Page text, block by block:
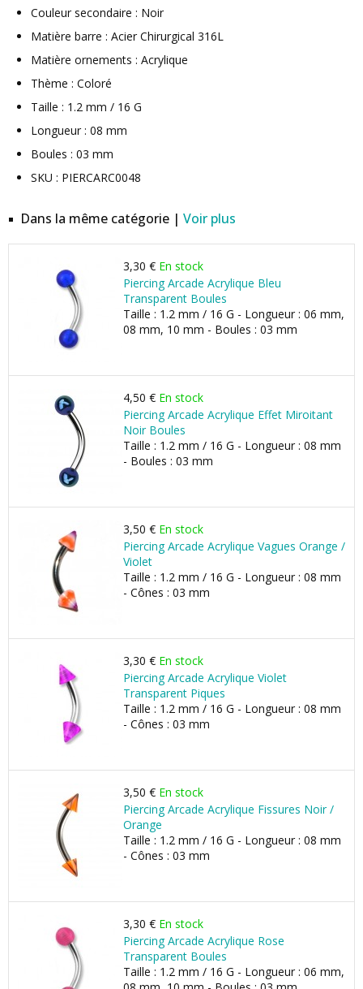
Couleur secondaire : Noir
Matière barre : Acier Chirurgical 316L
Matière ornements : Acrylique
Thème : Coloré
Taille : 1.2 mm / 16 G
Longueur : 08 mm
Boules : 03 mm
SKU : PIERCARC0048
Dans la même catégorie | Voir plus
3,30 € En stock
Piercing Arcade Acrylique Bleu
Transparent Boules
Taille : 1.2 mm / 16 G - Longueur : 06 mm,
08 mm, 10 mm - Boules : 03 mm
4,50 € En stock
Piercing Arcade Acrylique Effet Miroitant
Noir Boules
Taille : 1.2 mm / 16 G - Longueur : 08 mm
- Boules : 03 mm
3,50 € En stock
Piercing Arcade Acrylique Vagues Orange /
Violet
Taille : 1.2 mm / 16 G - Longueur : 08 mm
- Cônes : 03 mm
3,30 € En stock
Piercing Arcade Acrylique Violet
Transparent Piques
Taille : 1.2 mm / 16 G - Longueur : 08 mm
- Cônes : 03 mm
3,50 € En stock
Piercing Arcade Acrylique Fissures Noir /
Orange
Taille : 1.2 mm / 16 G - Longueur : 08 mm
- Cônes : 03 mm
3,30 € En stock
Piercing Arcade Acrylique Rose
Transparent Boules
Taille : 1.2 mm / 16 G - Longueur : 06 mm,